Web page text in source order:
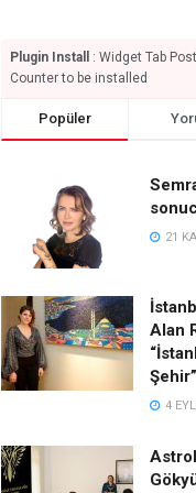
Plugin Install
: Widget Tab
Counter to be installed
Popüler
21
Alan
Şehir”
4